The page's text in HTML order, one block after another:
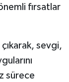
fırsatlar
sevgi,
sürece